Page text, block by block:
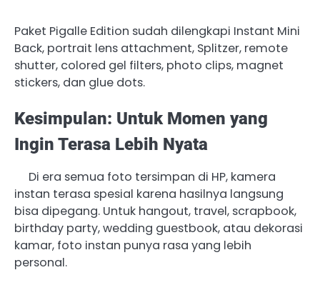
Paket Pigalle Edition sudah dilengkapi Instant Mini
Back, portrait lens attachment, Splitzer, remote
shutter, colored gel filters, photo clips, magnet
stickers, dan glue dots.
Kesimpulan: Untuk Momen yang
Ingin Terasa Lebih Nyata
Di era semua foto tersimpan di HP, kamera
instan terasa spesial karena hasilnya langsung
bisa dipegang. Untuk hangout, travel, scrapbook,
birthday party, wedding guestbook, atau dekorasi
kamar, foto instan punya rasa yang lebih
personal.